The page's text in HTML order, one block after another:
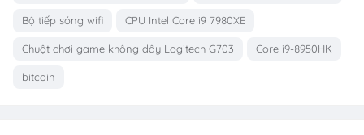
Bộ tiếp sóng wifi CPU Intel Core i9 7980XE
Chuột chơi game không dây Logitech G703 Core i9-8950HK
bitcoin